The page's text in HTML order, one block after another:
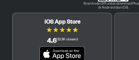
Scan kode QR untuk download
di Android dan iOS.
iOS App Store
★★★★★
4.6(12.3Kulasan)